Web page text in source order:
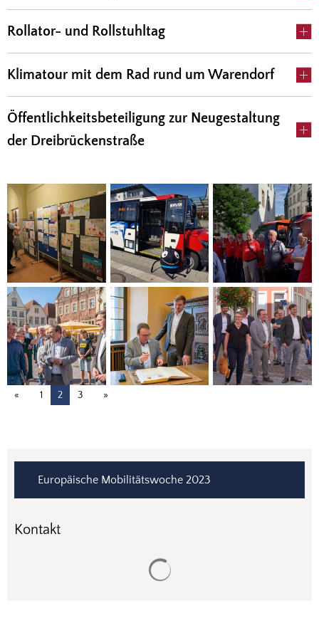
Rollator- und Rollstuhltag
Klimatour mit dem Rad rund um Warendorf
Öffentlichkeitsbeteiligung zur Neugestaltung
der Dreibrückenstraße
1 2 3
Europäische Mobilitätswoche 2023
Kontakt